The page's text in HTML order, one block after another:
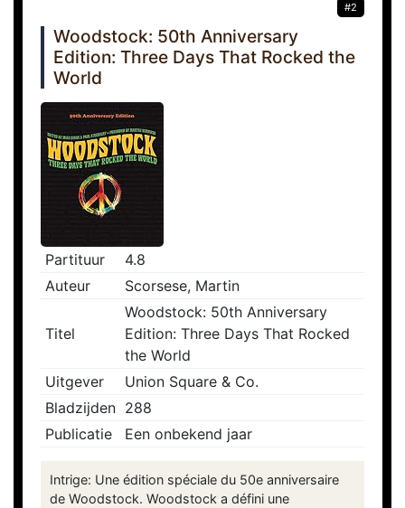
#2
Woodstock: 50th Anniversary
Edition: Three Days That Rocked the
World
Partituur
4.8
Auteur
Scorsese, Martin
Titel
Woodstock: 50th Anniversary
Edition: Three Days That Rocked
the World
Uitgever
Union Square & Co.
Bladzijden 288
Publicatie
Een onbekend jaar
Intrige: Une édition spéciale du 50e anniversaire
de Woodstock. Woodstock a défini une